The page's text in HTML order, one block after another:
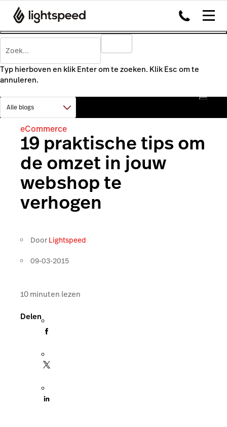
Typ hierboven en klik Enter om te zoeken. Klik Esc om te
annuleren.
eCommerce
19 praktische tips om
de omzet in jouw
webshop te
verhogen
Door Lightspeed
09-03-2015
10minuten lezen
Delen